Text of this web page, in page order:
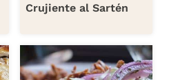
Crujiente al Sartén